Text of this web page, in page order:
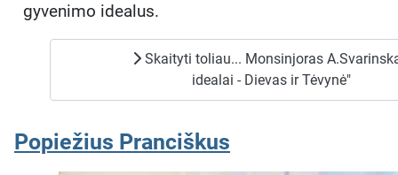
gyvenimo idealus.
Skaityti toliau... Monsinjoras
idealai - Dievas ir Tėvynė"
Popiežius Pranciškus